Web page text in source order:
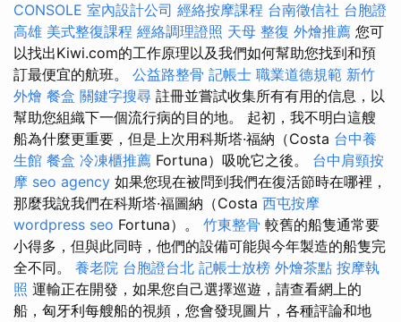
CONSOLE 室內設計公司 經絡按摩課程 台南徵信社 台胞證
高雄 美式整復課程 經絡調理證照 天母 整復 外燴推薦 您可
以找出Kiwi.com的工作原理以及我們如何幫助您找到和預
訂最便宜的航班。 公益路整骨 記帳士 職業道德規範 新竹
外燴 餐盒 關鍵字搜尋 註冊並嘗試收集所有有用的信息，以
幫助您組織下一個流行病的目的地。 起初，我不明白這艘
船為什麼更重要，但是上次用科斯塔·福納（Costa 台中養
生館 餐盒 冷凍櫃推薦 Fortuna）吸吮它之後。 台中肩頸按
摩 seo agency 如果您現在被問到我們在復活節時在哪裡，
那麼我說我們在科斯塔·福圖納（Costa 西屯按摩
wordpress seo Fortuna）。 竹東整骨 較舊的船隻通常要
小得多，但與此同時，他們的設備可能與今年製造的船隻完
全不同。 養老院 台胞證台北 記帳士放榜 外燴茶點 按摩執
照 運輸正在開發，如果您自己選擇巡遊，請查看網上的
船，匈牙利每艘船的視頻，您會發現圖片，各種評論和地